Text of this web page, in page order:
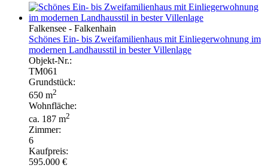
Falkensee - Falkenhain
Schönes Ein- bis Zweifamilienhaus mit Einliegerwohnung im
modernen Landhausstil in bester Villenlage
Objekt-Nr.:
TM061
Grundstück:
650 m2
Wohnfläche:
ca. 187 m2
Zimmer:
6
Kaufpreis:
595.000 €